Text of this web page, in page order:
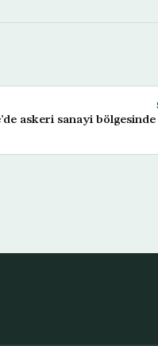
askeri sanayi bölgesinde